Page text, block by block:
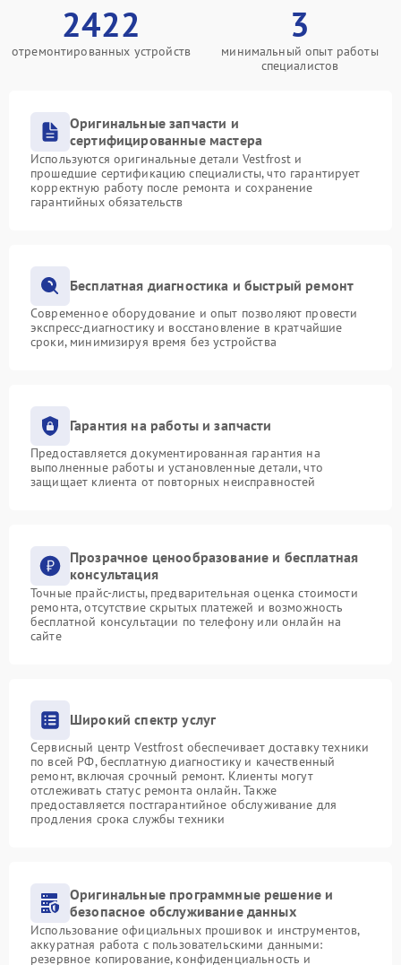
2422
отремонтированных устройств
3
минимальный опыт работы
специалистов
Оригинальные запчасти и
сертифицированные мастера
Используются оригинальные детали Vestfrost и
прошедшие сертификацию специалисты, что гарантирует
корректную работу после ремонта и сохранение
гарантийных обязательств
Бесплатная диагностика и быстрый ремонт
Современное оборудование и опыт позволяют провести
экспресс-диагностику и восстановление в кратчайшие
сроки, минимизируя время без устройства
Гарантия на работы и запчасти
Предоставляется документированная гарантия на
выполненные работы и установленные детали, что
защищает клиента от повторных неисправностей
Прозрачное ценообразование и бесплатная
консультация
Точные прайс-листы, предварительная оценка стоимости
ремонта, отсутствие скрытых платежей и возможность
бесплатной консультации по телефону или онлайн на
сайте
Широкий спектр услуг
Сервисный центр Vestfrost обеспечивает доставку техники
по всей РФ, бесплатную диагностику и качественный
ремонт, включая срочный ремонт. Клиенты могут
отслеживать статус ремонта онлайн. Также
предоставляется постгарантийное обслуживание для
продления срока службы техники
Оригинальные программные решение и
безопасное обслуживание данных
Использование официальных прошивок и инструментов,
аккуратная работа с пользовательскими данными:
резервное копирование, конфиденциальность и